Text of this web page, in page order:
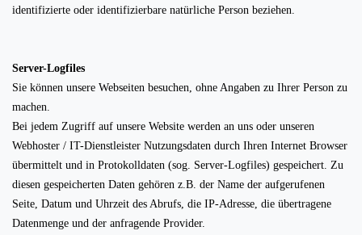
identifizierte oder identifizierbare natürliche Person beziehen.
Server-Logfiles
Sie können unsere Webseiten besuchen, ohne Angaben zu Ihrer Person zu
machen.
Bei jedem Zugriff auf unsere Website werden an uns oder unseren
Webhoster / IT-Dienstleister Nutzungsdaten durch Ihren Internet Browser
übermittelt und in Protokolldaten (sog. Server-Logfiles) gespeichert. Zu
diesen gespeicherten Daten gehören z.B. der Name der aufgerufenen
Seite, Datum und Uhrzeit des Abrufs, die IP-Adresse, die übertragene
Datenmenge und der anfragende Provider.